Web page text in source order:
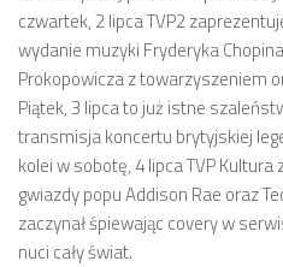
czwartek, 2 lipca TVP2
wydanie muzyki Fryderyka
Prokopowicza z towarzyszeniem
Piątek, 3 lipca to już istne
transmisja koncertu brytyjskiej
kolei w sobotę, 4 lipca TVP
gwiazdy popu Addison Rae oraz
zaczynał śpiewając covery w
nuci cały świat.